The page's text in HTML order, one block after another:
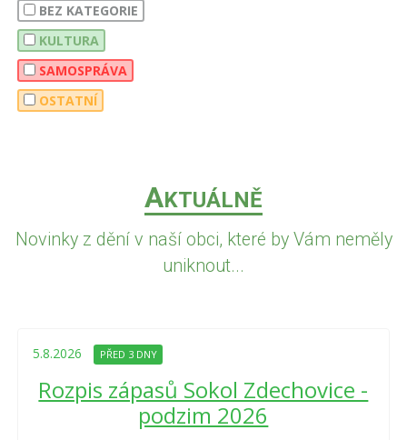
BEZ KATEGORIE
KULTURA
SAMOSPRÁVA
OSTATNÍ
AKTUÁLNĚ
Novinky z dění v naší obci, které by Vám neměly
uniknout...
5.8.2026 PŘED 3 DNY
Rozpis zápasů Sokol Zdechovice -
podzim 2026